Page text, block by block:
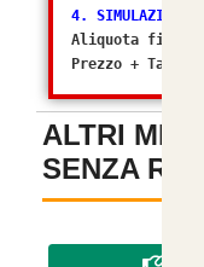
4. SIMULAZIONE
Aliquota finale
Prezzo + Tasse
ALTRI
SENZA